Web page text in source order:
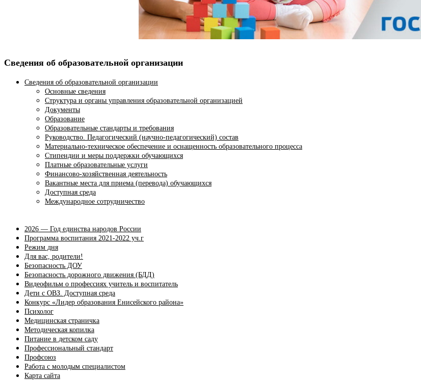
Сведения об образовательной организации
Сведения об образовательной организации
Основные сведения
Структура и органы управления образовательной организацией
Документы
Образование
Образовательные стандарты и требования
Руководство. Педагогический (научно-педагогический) состав
Материально-техническое обеспечение и оснащенность образовательного процесса
Стипендии и меры поддержки обучающихся
Платные образовательные услуги
Финансово-хозяйственная деятельность
Вакантные места для приема (перевода) обучающихся
Доступная среда
Международное сотрудничество
2026 — Год единства народов России
Программа воспитания 2021-2022 уч.г
Режим дня
Для вас, родители!
Безопасность ДОУ
Безопасность дорожного движения (БДД)
Видеофильм о профессиях учитель и воспитатель
Дети с ОВЗ. Доступная среда
Конкурс «Лидер образования Енисейского района»
Психолог
Медицинская страничка
Методическая копилка
Питание в детском саду
Профессиональный стандарт
Профсоюз
Работа с молодым специалистом
Карта сайта